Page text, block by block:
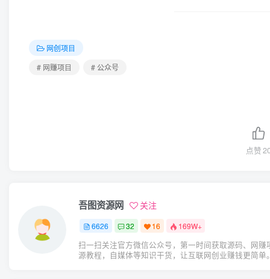
网创项目
# 网赚项目
# 公众号
点赞
吾图资源网 关注
6626 32 16 169W+
扫一扫关注官方微信公众号，第一时间获取源码、网赚
源教程，自媒体等知识干货，让互联网创业赚钱更简单